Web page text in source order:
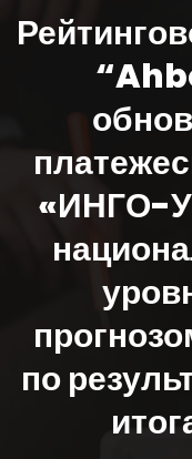
«ИНГО-
по